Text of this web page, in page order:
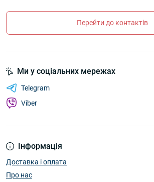
Перейти до контактів
Інформація
Доставка і оплата
Про нас
Ми у соціальних мережах
Telegram
Viber